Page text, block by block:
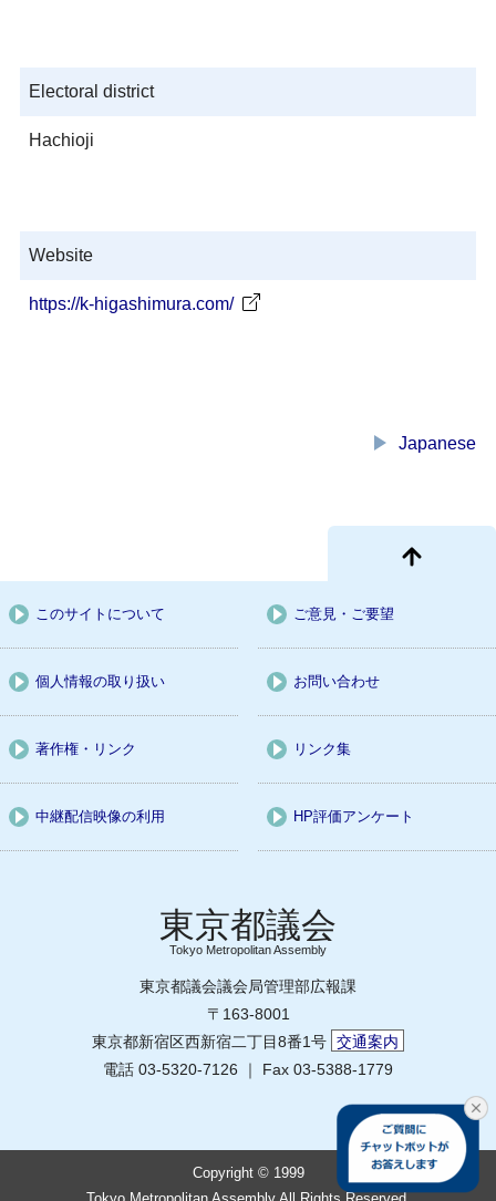
Electoral district
Hachioji
Website
https://k-higashimura.com/
play_arrow Japanese
このサイトについて ご意見・ご要望
個人情報の取り扱い お問い合わせ
著作権・リンク リンク集
中継配信映像の利用 HP評価アンケート
Tokyo Metropolitan Assembly
東京都議会議会局管理部広報課
〒163-8001
東京都新宿区西新宿二丁目8番1号 交通案内
電話 03-5320-7126 ｜ Fax 03-5388-1779
Copyright © 1999
Tokyo Metropolitan Assembly All Rights Reserved.